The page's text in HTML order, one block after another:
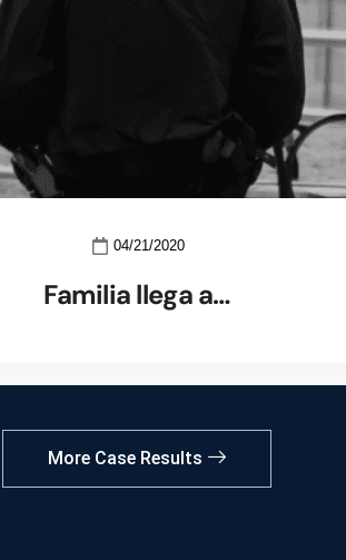
04/21/2020
Familia llega a…
More Case Results